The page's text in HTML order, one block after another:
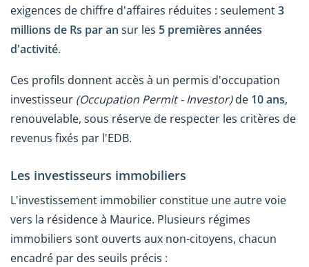
exigences de chiffre d'affaires réduites : seulement3
millions de Rs par an sur les 5 premières années
d'activité.
Ces profils donnent accès à un permis d'occupation
investisseur (Occupation Permit - Investor)de 10 ans,
renouvelable, sous réserve de respecter les critères de
revenus fixés par l'EDB.
Les investisseurs immobiliers
L'investissement immobilier constitue une autre voie
vers la résidence à Maurice. Plusieurs régimes
immobiliers sont ouverts aux non-citoyens, chacun
encadré par des seuils précis :